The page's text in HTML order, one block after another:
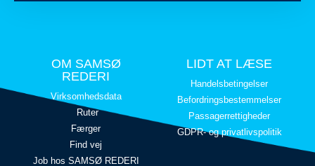
OM SAMSØ
REDERI
Virksomhedsdata
Ruter
Færger
Find vej
Job hos SAMSØ REDERI
LIDT AT LÆSE
Handelsbetingelser
Befordringsbestemmelser
Passagerrettigheder
GDPR- og privatlivspolitik